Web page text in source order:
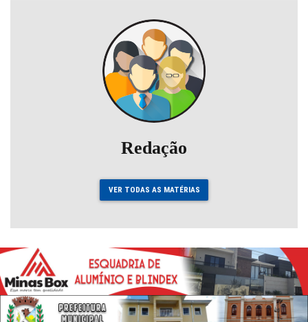
Redação
VER TODAS AS MATÉRIAS